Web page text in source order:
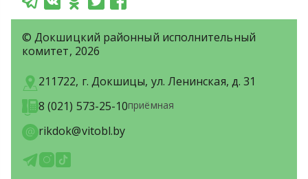
© Докшицкий районный исполнительный
комитет, 2026
211722, г. Докшицы, ул. Ленинская, д. 31
8 (021) 573-25-10приёмная
rikdok@vitobl.by